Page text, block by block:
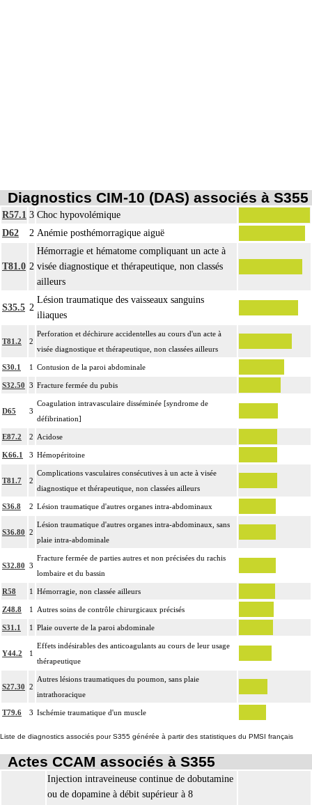
Diagnostics CIM-10 (DAS) associés à S355
R57.1 3 Choc hypovolémique
D62
2 Anémie posthémorragique aiguë
T81.0 2
Hémorragie et hématome compliquant un acte à
visée diagnostique et thérapeutique, non classés
ailleurs
S35.5 2
Lésion traumatique des vaisseaux sanguins
iliaques
T81.2 2
Perforation et déchirure accidentelles au cours d'un acte à
visée diagnostique et thérapeutique, non classées ailleurs
S30.1 1 Contusion de la paroi abdominale
S32.50 3 Fracture fermée du pubis
D65 3
Coagulation intravasculaire disséminée [syndrome de
défibrination]
E87.2 2 Acidose
K66.1 3 Hémopéritoine
T81.7 2
Complications vasculaires consécutives à un acte à visée
diagnostique et thérapeutique, non classées ailleurs
S36.8 2 Lésion traumatique d'autres organes intra-abdominaux
S36.80 2
Lésion traumatique d'autres organes intra-abdominaux, sans
plaie intra-abdominale
S32.80 3
Fracture fermée de parties autres et non précisées du rachis
lombaire et du bassin
R58 1 Hémorragie, non classée ailleurs
Z48.8 1 Autres soins de contrôle chirurgicaux précisés
S31.1 1 Plaie ouverte de la paroi abdominale
Y44.2 1
Effets indésirables des anticoagulants au cours de leur usage
thérapeutique
S27.30 2
Autres lésions traumatiques du poumon, sans plaie
intrathoracique
T79.6 3 Ischémie traumatique d'un muscle
Liste de diagnostics associés pour S355 générée à partir des statistiques du PMSI français
Actes CCAM associés à S355
Injection intraveineuse continue de dobutamine
ou de dopamine à débit supérieur à 8